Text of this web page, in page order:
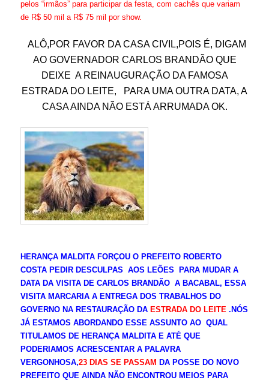
pelos “irmãos” para participar da festa, com cachês que variam
de R$ 50 mil a R$ 75 mil por show.
ALÔ,POR FAVOR DA CASA CIVIL,POIS É, DIGAM
AO GOVERNADOR CARLOS BRANDÃO QUE
DEIXE A REINAUGURAÇÃO DA FAMOSA
ESTRADA DO LEITE, PARA UMA OUTRA DATA, A
CASA AINDA NÃO ESTÁ ARRUMADA OK.
HERANÇA MALDITA FORÇOU O PREFEITO ROBERTO
COSTA PEDIR DESCULPAS AOS LEÕES PARA MUDAR A
DATA DA VISITA DE CARLOS BRANDÃO A BACABAL, ESSA
VISITA MARCARIA A ENTREGA DOS TRABALHOS DO
GOVERNO NA RESTAURAÇÃO DA ESTRADA DO LEITE .NÓS
JÁ ESTAMOS ABORDANDO ESSE ASSUNTO AO QUAL
TITULAMOS DE HERANÇA MALDITA E ATÉ QUE
PODERIAMOS ACRESCENTAR A PALAVRA
VERGONHOSA,23 DIAS SE PASSAM DA POSSE DO NOVO
PREFEITO QUE AINDA NÃO ENCONTROU MEIOS PARA